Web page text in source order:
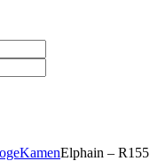
KamenElphain – R155